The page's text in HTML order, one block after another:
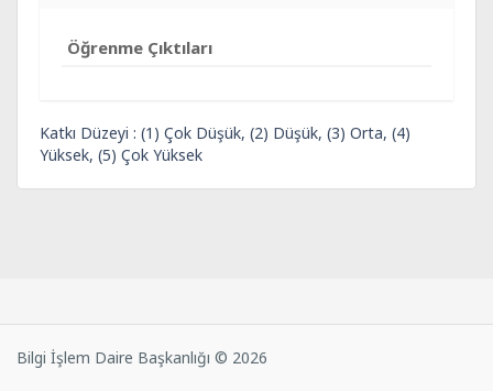
Öğrenme Çıktıları
Katkı Düzeyi : (1) Çok Düşük, (2) Düşük, (3) Orta, (4)
Yüksek, (5) Çok Yüksek
Bilgi İşlem Daire Başkanlığı © 2026